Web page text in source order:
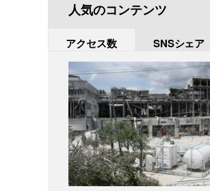
人気のコンテンツ
アクセス数 SNSシェア